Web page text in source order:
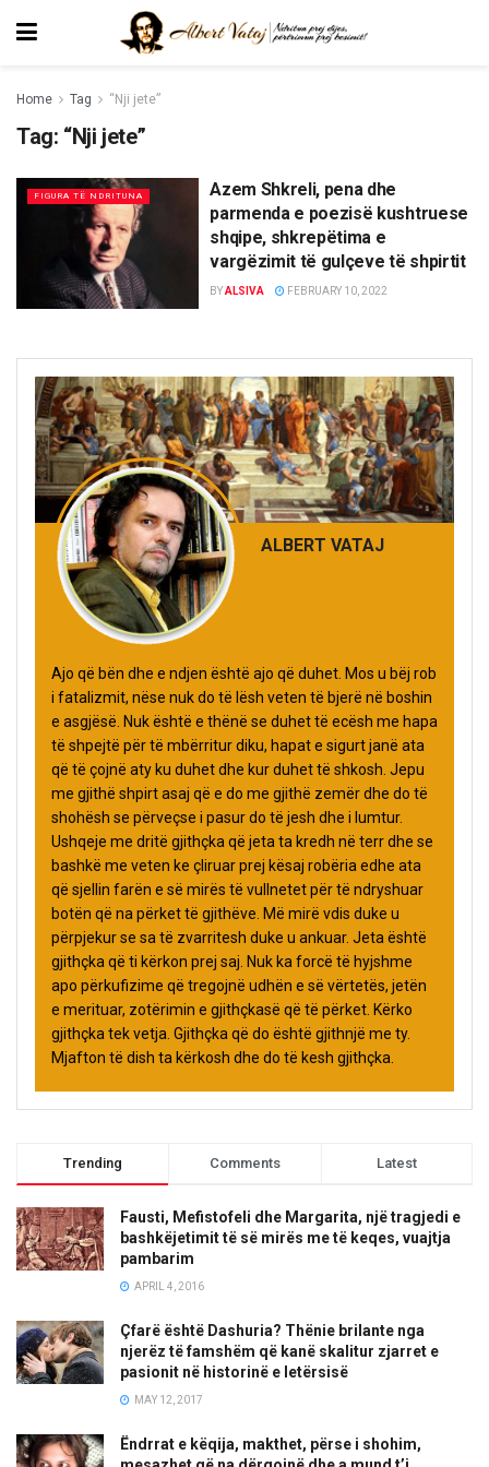
Home Tag “Nji jete”
Tag: “Nji jete”
FIGURA TË NDRITUNA
Azem Shkreli, pena dhe
parmenda e poezisë kushtruese
shqipe, shkrepëtima e
vargëzimit të gulçeve të shpirtit
BYALSIVA FEBRUARY 10, 2022
ALBERT VATAJ
Ajo që bën dhe e ndjen është ajo që duhet. Mos u bëj rob
i fatalizmit, nëse nuk do të lësh veten të bjerë në boshin
e asgjësë. Nuk është e thënë se duhet të ecësh me hapa
të shpejtë për të mbërritur diku, hapat e sigurt janë ata
që të çojnë aty ku duhet dhe kur duhet të shkosh. Jepu
me gjithë shpirt asaj që e do me gjithë zemër dhe do të
shohësh se përveçse i pasur do të jesh dhe i lumtur.
Ushqeje me dritë gjithçka që jeta ta kredh në terr dhe se
bashkë me veten ke çliruar prej kësaj robëria edhe ata
që sjellin farën e së mirës të vullnetet për të ndryshuar
botën që na përket të gjithëve. Më mirë vdis duke u
përpjekur se sa të zvarritesh duke u ankuar. Jeta është
gjithçka që ti kërkon prej saj. Nuk ka forcë të hyjshme
apo përkufizime që tregojnë udhën e së vërtetës, jetën
e merituar, zotërimin e gjithçkasë që të përket. Kërko
gjithçka tek vetja. Gjithçka që do është gjithnjë me ty.
Mjafton të dish ta kërkosh dhe do të kesh gjithçka.
Trending Comments Latest
Fausti, Mefistofeli dhe Margarita, një tragjedi e
bashkëjetimit të së mirës me të keqes, vuajtja
pambarim
APRIL 4, 2016
Çfarë është Dashuria? Thënie brilante nga
njerëz të famshëm që kanë skalitur zjarret e
pasionit në historinë e letërsisë
MAY 12, 2017
Ëndrrat e këqija, makthet, përse i shohim,